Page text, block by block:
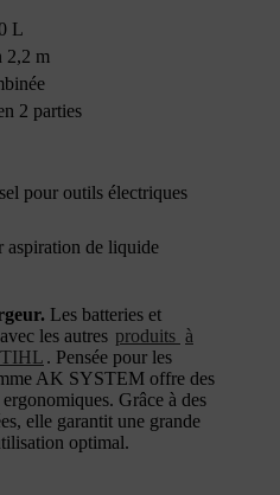
L
2,2 m
2 parties
pour outils électriques
aspiration de liquide
Les batteries et
les autres produits à
. Pensée pour les
AK SYSTEM offre des
Grâce à des
elle garantit une grande
optimal.